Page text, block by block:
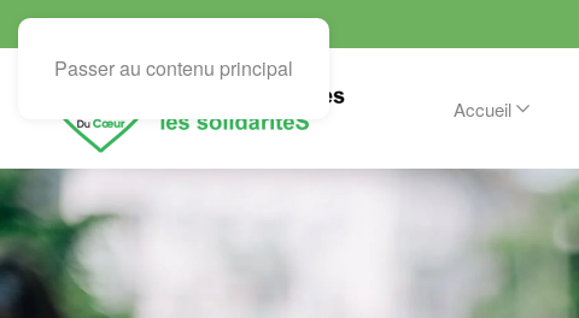
Passer au contenu principal
Accueil